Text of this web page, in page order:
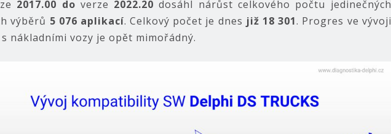
2017.00 do verze 2022.20 dosáhl nárůst celkového počtu jedinečných
výběrů 5 076 aplikací. Celkový počet je dnes již 18 301. Progres ve vývoji
nákladními vozy je opět mimořádný.